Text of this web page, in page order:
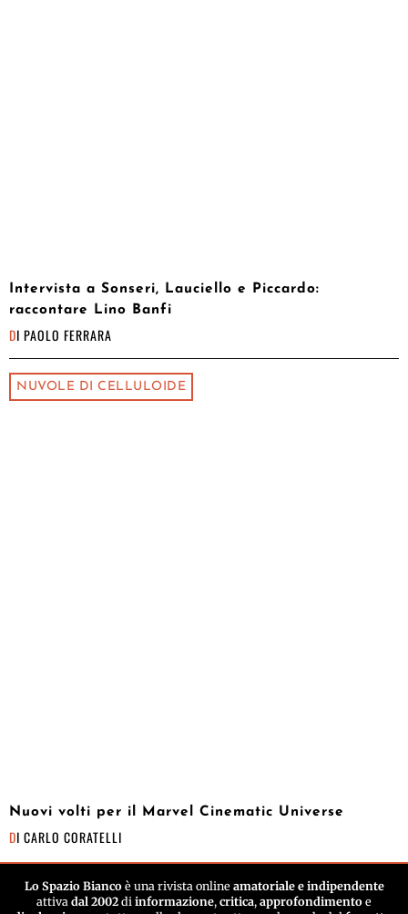
Intervista a Sonseri, Lauciello e Piccardo:
raccontare Lino Banfi
DI PAOLO FERRARA
NUVOLE DI CELLULOIDE
Nuovi volti per il Marvel Cinematic Universe
DI CARLO CORATELLI
Lo Spazio Biancoè una rivista online amatoriale e indipendente
attiva dal 2002 di informazione, critica, approfondimento e